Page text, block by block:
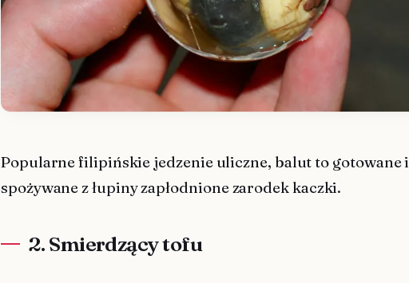
Popularne filipińskie jedzenie uliczne, balut to gotowane i
spożywane z łupiny zapłodnione zarodek kaczki.
2. Smierdzący tofu